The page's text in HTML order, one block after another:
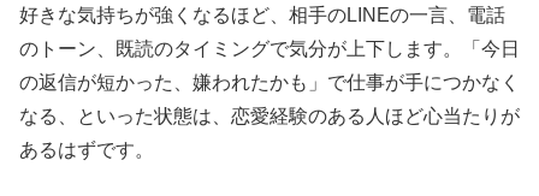
好きな気持ちが強くなるほど、相手のLINEの一言、電話
のトーン、既読のタイミングで気分が上下します。「今日
の返信が短かった、嫌われたかも」で仕事が手につかなく
なる、といった状態は、恋愛経験のある人ほど心当たりが
あるはずです。